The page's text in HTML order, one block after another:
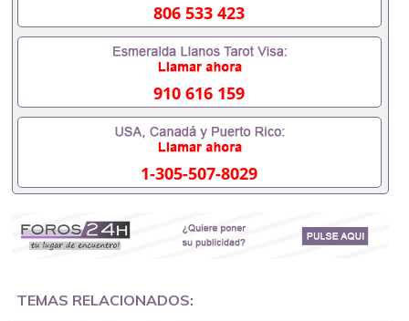
都可以根据客户要求安排。 国内找工作假的毕业证可
以用吗551190476假的毕业证成绩单可以办学历认证
吗551190476要定居国外需要办理什么材料
551190476入职事业单位/国企假的毕业证会查吗
551190476入职国企/事业单位需要些什么材料
551190476办理假毕业证在国内能用吗, 挂科拿不到毕
业证怎么办, 毕业证丢了怎么办, 没有正常毕业怎么办
理毕业证,没毕业可以办学历认证吗,您是否因为中途
辍学、挂科而没有正常毕业551190476您是否因为递
交材料不齐而被拒之门外551190476您是否因没正常
毕业而导致回国得不到教育部认证在校挂科了不想读
文凭怎么办,怎么办理本科/研究生文凭551190476如
何办理本科/硕士毕业证551190476网上买文凭可靠吗
吗551190476怎么办理 外假毕业证551190476哪里可
806 533 423
910 616 159
1-305-507-8029
TEMAS RELACIONADOS: